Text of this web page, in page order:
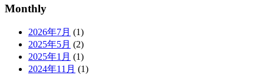
Monthly
2026年7月 (1)
2025年5月 (2)
2025年1月 (1)
2024年11月 (1)